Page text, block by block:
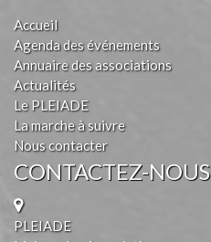
Accueil
Agenda des événements
Annuaire des associations
Actualités
Le PLEIADE
La marche à suivre
Nous contacter
CONTACTEZ-NOUS
PLEIADE